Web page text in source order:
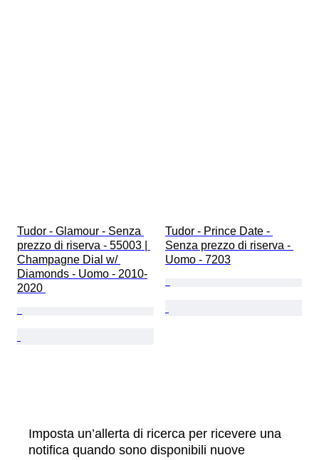
Tudor - Glamour - Senza
prezzo di riserva - 55003 |
Champagne Dial w/
Diamonds - Uomo - 2010-
2020
Tudor - Prince Date -
Senza prezzo di riserva -
Uomo - 7203
Imposta un’allerta di ricerca per ricevere una
notifica quando sono disponibili nuove